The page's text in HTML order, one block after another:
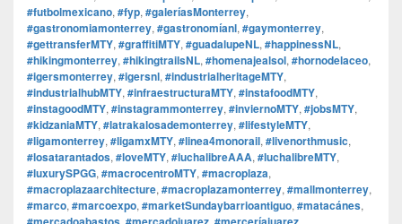
#futbolmexicano, #fyp, #galeríasMonterrey,
#gastronomiamonterrey, #gastronomíanl, #gaymonterrey,
#gettransferMTY, #graffitiMTY, #guadalupeNL, #happinessNL,
#hikingmonterrey, #hikingtrailsNL, #homenajealsol, #hornodelaceo,
#igersmonterrey, #igersnl, #industrialheritageMTY,
#industrialhubMTY, #infraestructuraMTY, #instafoodMTY,
#instagoodMTY, #instagrammonterrey, #inviernoMTY, #jobsMTY,
#kidzaniaMTY, #latrakalosademonterrey, #lifestyleMTY,
#ligamonterrey, #ligamxMTY, #linea4monorail, #livenorthmusic,
#losatarantados, #loveMTY, #luchalibreAAA, #luchalibreMTY,
#luxurySPGG, #macrocentroMTY, #macroplaza,
#macroplazaarchitecture, #macroplazamonterrey, #mallmonterrey,
#marco, #marcoexpo, #marketSundaybarrioantiguo, #matacánes,
, , ,